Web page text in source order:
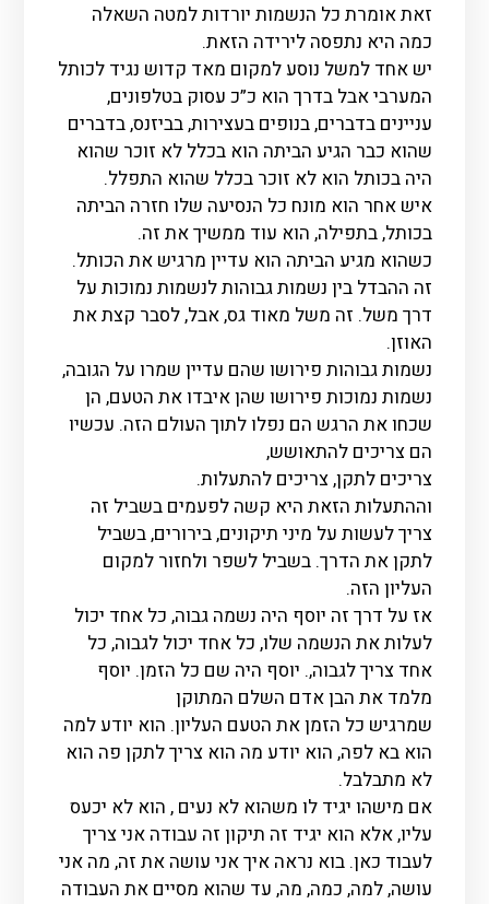
זאת אומרת כל הנשמות יורדות למטה השאלה
כמה היא נתפסה לירידה הזאת.
יש אחד למשל נוסע למקום מאד קדוש נגיד לכותל
המערבי אבל בדרך הוא כ”כ עסוק בטלפונים,
עניינים בדברים, בנופים בעצירות, בביזנס, בדברים
שהוא כבר הגיע הביתה הוא בכלל לא זוכר שהוא
היה בכותל הוא לא זוכר בכלל שהוא התפלל.
איש אחר הוא מונח כל הנסיעה שלו חזרה הביתה
בכותל, בתפילה, הוא עוד ממשיך את זה.
כשהוא מגיע הביתה הוא עדיין מרגיש את הכותל.
זה ההבדל בין נשמות גבוהות לנשמות נמוכות על
דרך משל. זה משל מאוד גס, אבל, לסבר קצת את
האוזן.
נשמות גבוהות פירושו שהם עדיין שמרו על הגובה,
נשמות נמוכות פירושו שהן איבדו את הטעם, הן
שכחו את הרגש הם נפלו לתוך העולם הזה. עכשיו
הם צריכים להתאושש,
צריכים לתקן, צריכים להתעלות.
וההתעלות הזאת היא קשה לפעמים בשביל זה
צריך לעשות על מיני תיקונים, בירורים, בשביל
לתקן את הדרך. בשביל לשפר ולחזור למקום
העליון הזה.
אז על דרך זה יוסף היה נשמה גבוה, כל אחד יכול
לעלות את הנשמה שלו, כל אחד יכול לגבוה, כל
אחד צריך לגבוה,. יוסף היה שם כל הזמן. יוסף
מלמד את הבן אדם השלם המתוקן
שמרגיש כל הזמן את הטעם העליון. הוא יודע למה
הוא בא לפה, הוא יודע מה הוא צריך לתקן פה הוא
לא מתבלבל.
אם מישהו יגיד לו משהוא לא נעים , הוא לא יכעס
עליו, אלא הוא יגיד זה תיקון זה עבודה אני צריך
לעבוד כאן. בוא נראה איך אני עושה את זה, מה אני
עושה, למה, כמה, מה, עד שהוא מסיים את העבודה